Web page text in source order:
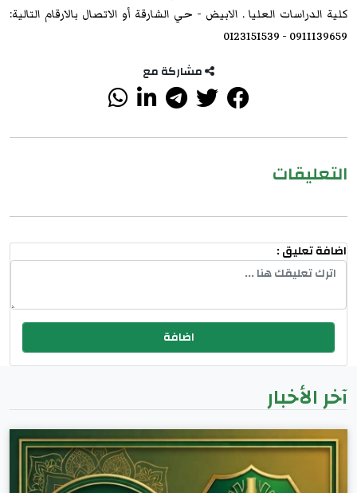
كلية الدراسات العليا . الابيض - حي الشارقة أو الاتصال بالارقام التالية:
0911139659 - 0123151539
مشاركة مع
التعليقات
اضافة تعليق :
آخر الأخبار